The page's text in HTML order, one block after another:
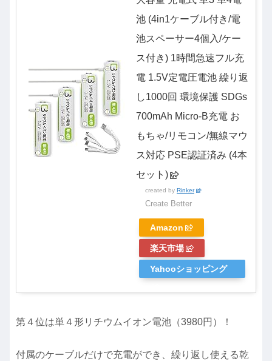
池 (4in1ケーブル付き/電
池スペーサー4個入/ケー
ス付き) 1時間急速フル充
電 1.5V定電圧電池 繰り返
し1000回 環境保護 SDGs
700mAh Micro-B充電 お
もちゃ/リモコン/無線マウ
ス対応 PSE認証済み (4本
セット)
created by Rinker
Create Better
Amazon
楽天市場
Yahooショッピング
第４位は単４形リチウムイオン電池（3980円）！
付属のケーブルだけで充電ができ、繰り返し使える乾